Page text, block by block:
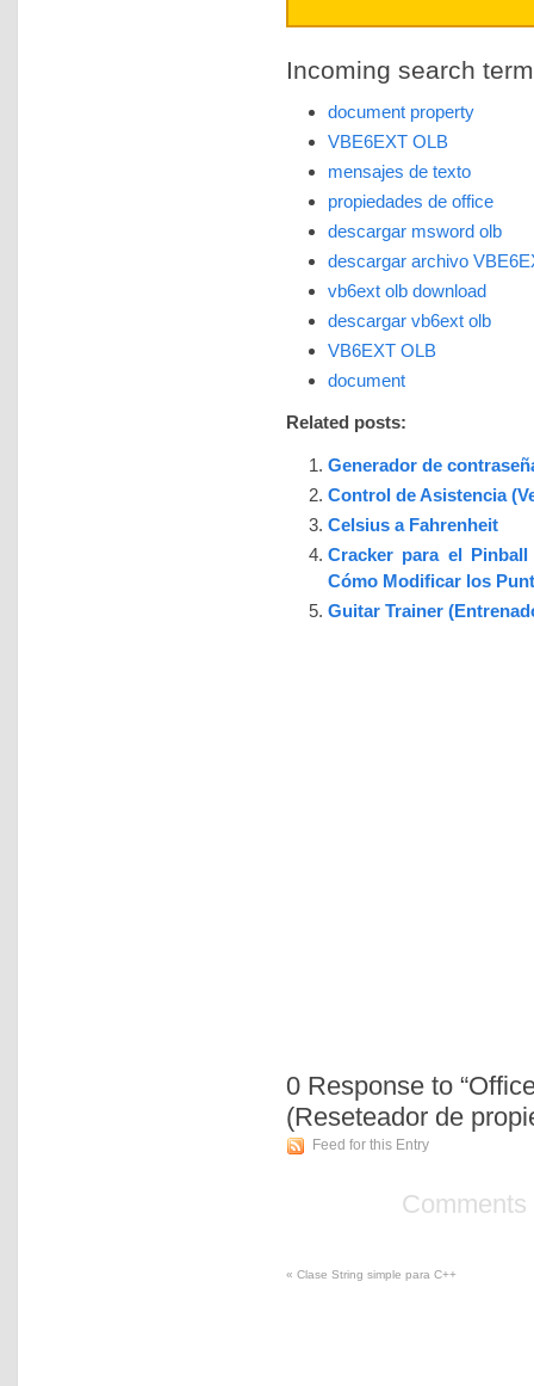
Incoming search
document property
VBE6EXT OLB
mensajes de texto
propiedades de office
descargar msword olb
descargar archivo
vb6ext olb download
descargar vb6ext olb
VB6EXT OLB
document
Related posts:
Generador de
Control de Asistencia
Celsius a Fahrenheit
Cracker para el
Cómo Modificar los
Guitar Trainer
0 Response to
(Reseteador de
Feed for this Entry
« Clase String simple para C++